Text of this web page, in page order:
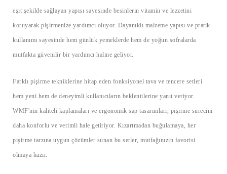
eşit şekilde sağlayan yapısı sayesinde besinlerin vitamin ve lezzetini
koruyarak pişirmenize yardımcı oluyor. Dayanıklı malzeme yapısı ve pratik
kullanımı sayesinde hem günlük yemeklerde hem de yoğun sofralarda
mutfakta güvenilir bir yardımcı haline geliyor.
Farklı pişirme tekniklerine hitap eden fonksiyonel tava ve tencere setleri
hem yeni hem de deneyimli kullanıcıların beklentilerine yanıt veriyor.
WMF'nin kaliteli kaplamaları ve ergonomik sap tasarımları, pişirme sürecini
daha konforlu ve verimli hale getiriyor. Kızartmadan buğulamaya, her
pişirme tarzına uygun çözümler sunan bu setler, mutfağınızın favorisi
olmaya hazır.